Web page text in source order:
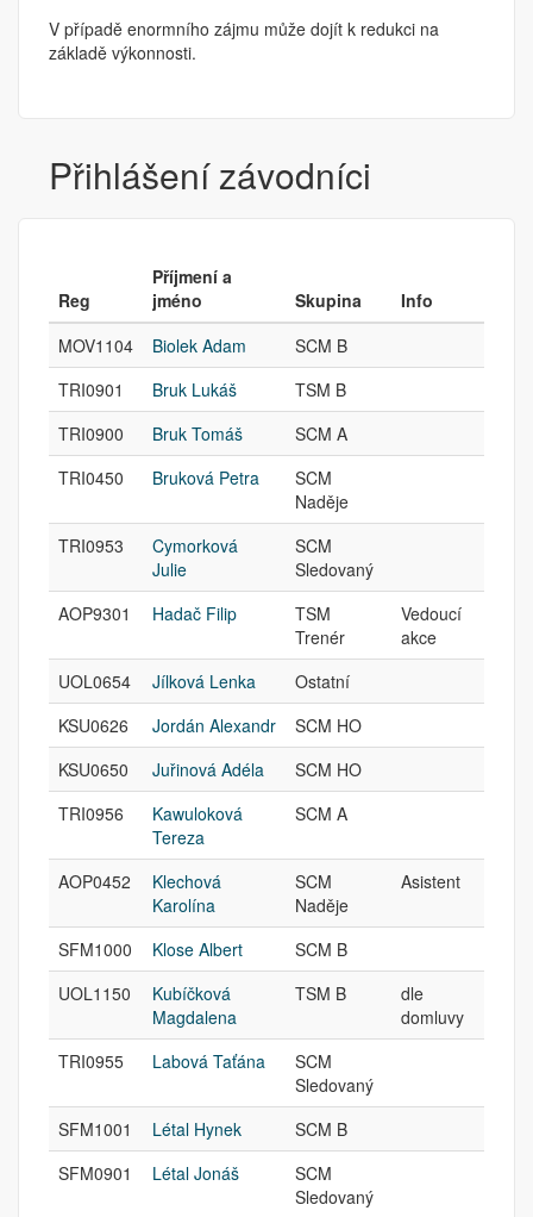
V případě enormního zájmu může dojít k redukci na
základě výkonnosti.
Přihlášení závodníci
Reg
Příjmení a
jméno
Skupina
Info
MOV1104
Biolek Adam
SCM B
TRI0901
Bruk Lukáš
TSM B
TRI0900
Bruk Tomáš
SCM A
TRI0450
Bruková Petra
SCM
Naděje
TRI0953
Cymorková
Julie
SCM
Sledovaný
AOP9301
Hadač Filip
TSM
Trenér
Vedoucí
akce
UOL0654
Jílková Lenka
Ostatní
KSU0626
Jordán Alexandr
SCM HO
KSU0650
Juřinová Adéla
SCM HO
TRI0956
Kawuloková
Tereza
SCM A
AOP0452
Klechová
Karolína
SCM
Naděje
Asistent
SFM1000 Klose Albert
SCM B
UOL1150
Kubíčková
Magdalena
TSM B
dle
domluvy
TRI0955
Labová Taťána
SCM
Sledovaný
SFM1001
Létal Hynek
SCM B
SFM0901
Létal Jonáš
SCM
Sledovaný